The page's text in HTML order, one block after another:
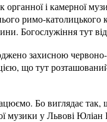
органної і камерної
римо-католицького
Богослужіння тут
захисною
що тут
Бо виглядає так,
музики у Львові